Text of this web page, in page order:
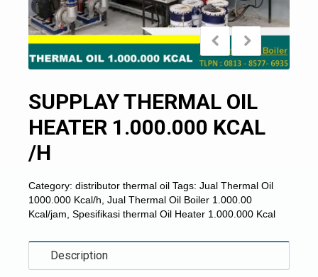
SUPPLAY THERMAL OIL
HEATER 1.000.000 KCAL
/H
Category: distributor thermal oil Tags: Jual Thermal Oil
1000.000 Kcal/h Jual Thermal Oil Boiler 1.000.00
Kcal/jam Spesifikasi thermal Oil Heater 1.000.000 Kcal
Description